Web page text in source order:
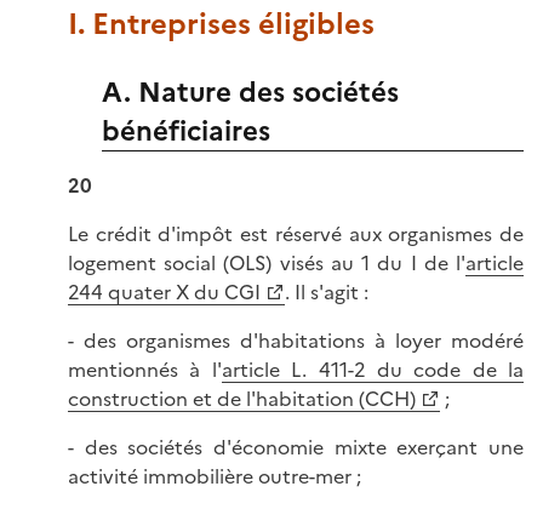
I. Entreprises éligibles
A. Nature des sociétés
bénéficiaires
20
Le crédit d'impôt est réservé aux organismes de
logement social (OLS) visés au 1 du I de l'article
244 quater X du CGI
. Il s'agit :
- des organismes d'habitations à loyer modéré
mentionnés à l'article L. 411-2 du code de la
construction et de l'habitation (CCH)
;
- des sociétés d'économie mixte exerçant une
activité immobilière outre-mer ;